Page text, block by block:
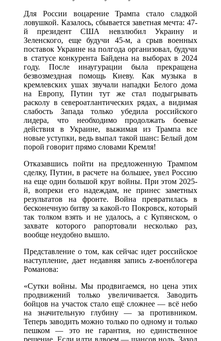
Для России воцарение Трампа стало сладкой
ловушкой. Казалось, сбывается заветная мечта: 47-
й президент США невзлюбил Украину и
Зеленского, еще будучи 45-м, а срыв военных
поставок Украине на полгода организовал, будучи
в статусе конкурента Байдена на выборах в 2024
году. После инаугурации была прекращена
безвозмездная помощь Киеву. Как музыка в
кремлевских ушах звучали нападки Белого дома
на Европу, Путин тут же стал подыгрывать
расколу в североатлантических рядах, а видимая
слабость Запада только убедила российского
лидера, что необходимо продолжать боевые
действия в Украине, выжимая из Трампа все
новые уступки, ведь выпал такой шанс: Белый дом
порой говорит прямо словами Кремля!
Отказавшись пойти на предложенную Трампом
сделку, Путин, в расчете на большее, увел Россию
на еще один большой круг войны. При этом 2025-
й, вопреки его надеждам, не принес заметных
результатов на фронте. Война превратилась в
бесконечную битву за какой-то Покровск, который
так толком взять и не удалось, а с Купянском, о
захвате которого рапортовали несколько раз,
вообще неудобно вышло.
Представление о том, как сейчас идет российское
наступление, дает недавняя запись z-военблогера
Романова:
«Сутки войны. Мы продвигаемся, но цена этих
продвижений только увеличивается. Заводить
бойцов на участок стало ещё сложнее — всё небо
на значительную глубину — за противником.
Теперь заводить можно только по одному и только
пешком — это не гарантия, но единственное